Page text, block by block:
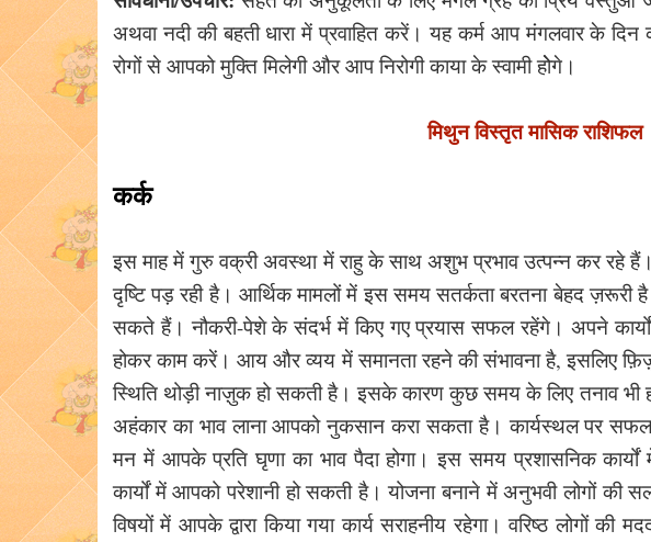
अथवा नदी की बहती धारा में प्रवाहित करें। यह कर्म आप मंगलवार के
रोगों से आपको मुक्ति मिलेगी और आप निरोगी काया के स्वामी होेगे।
मिथुन विस्तृत मासिक राशिफल
कर्क
इस माह में गुरु वक्री अवस्था में राहु के साथ अशुभ प्रभाव उत्पन्न कर रहे
दृष्टि पड़ रही है। आर्थिक मामलों में इस समय सतर्कता बरतना बेहद ज़रूरी
सकते हैं। नौकरी-पेशे के संदर्भ में किए गए प्रयास सफल रहेंगे। अपने
होकर काम करें। आय और व्यय में समानता रहने की संभावना है, इसलिए
स्थिति थोड़ी नाज़ुक हो सकती है। इसके कारण कुछ समय के लिए तनाव भी
अहंकार का भाव लाना आपको नुकसान करा सकता है। कार्यस्थल पर
मन में आपके प्रति घृणा का भाव पैदा होगा। इस समय प्रशासनिक कार्यों
कार्यों में आपको परेशानी हो सकती है। योजना बनाने में अनुभवी लोगों की
विषयों में आपके द्वारा किया गया कार्य सराहनीय रहेगा। वरिष्ठ लोगों